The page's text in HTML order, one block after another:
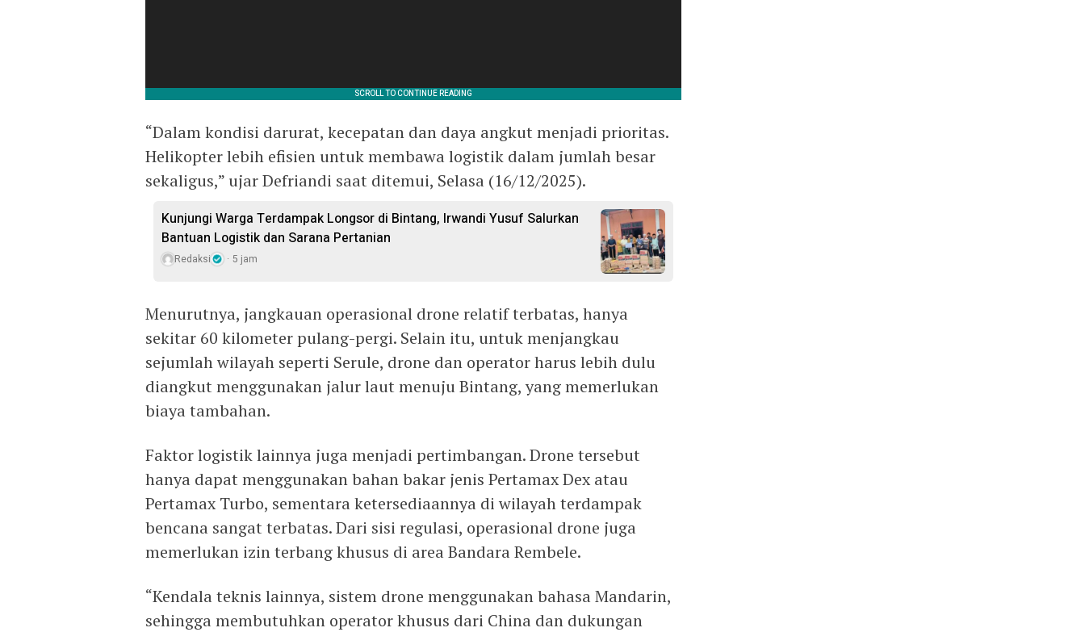
“Dalam kondisi darurat, kecepatan dan daya angkut menjadi prioritas.
Helikopter lebih efisien untuk membawa logistik dalam jumlah besar
sekaligus,” ujar Defriandi saat ditemui, Selasa (16/12/2025).
Kunjungi Warga Terdampak Longsor di Bintang, Irwandi Yusuf Salurkan
Bantuan Logistik dan Sarana Pertanian
Redaksi 5 jam
Menurutnya, jangkauan operasional drone relatif terbatas, hanya
sekitar 60 kilometer pulang-pergi. Selain itu, untuk menjangkau
sejumlah wilayah seperti Serule, drone dan operator harus lebih dulu
diangkut menggunakan jalur laut menuju Bintang, yang memerlukan
biaya tambahan.
Faktor logistik lainnya juga menjadi pertimbangan. Drone tersebut
hanya dapat menggunakan bahan bakar jenis Pertamax Dex atau
Pertamax Turbo, sementara ketersediaannya di wilayah terdampak
bencana sangat terbatas. Dari sisi regulasi, operasional drone juga
memerlukan izin terbang khusus di area Bandara Rembele.
“Kendala teknis lainnya, sistem drone menggunakan bahasa Mandarin,
sehingga membutuhkan operator khusus dari China dan dukungan